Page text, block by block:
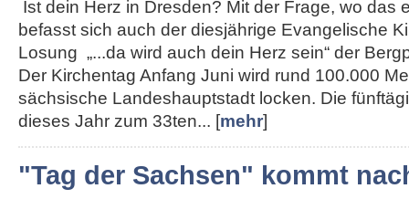
Ist dein Herz in Dresden? Mit der Frage, wo das
befasst sich auch der diesjährige Evangelische
Losung „...da wird auch dein Herz sein“ der
Der Kirchentag Anfang Juni wird rund 100.000
sächsische Landeshauptstadt locken. Die
dieses Jahr zum 33ten... [mehr]
"Tag der Sachsen" kommt